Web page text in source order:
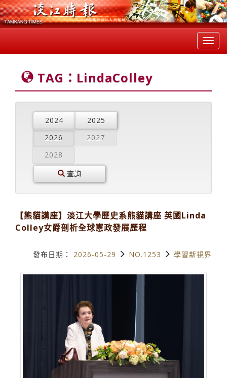
TAG：LindaColley
2024
2025
2026
2027
2028
查詢
【熊貓講座】淡江大學歷史系熊貓講座 英國Linda
Colley女爵剖析全球憲政發展歷程
發布日期： 2026-05-29 NO.1253 學習新視界